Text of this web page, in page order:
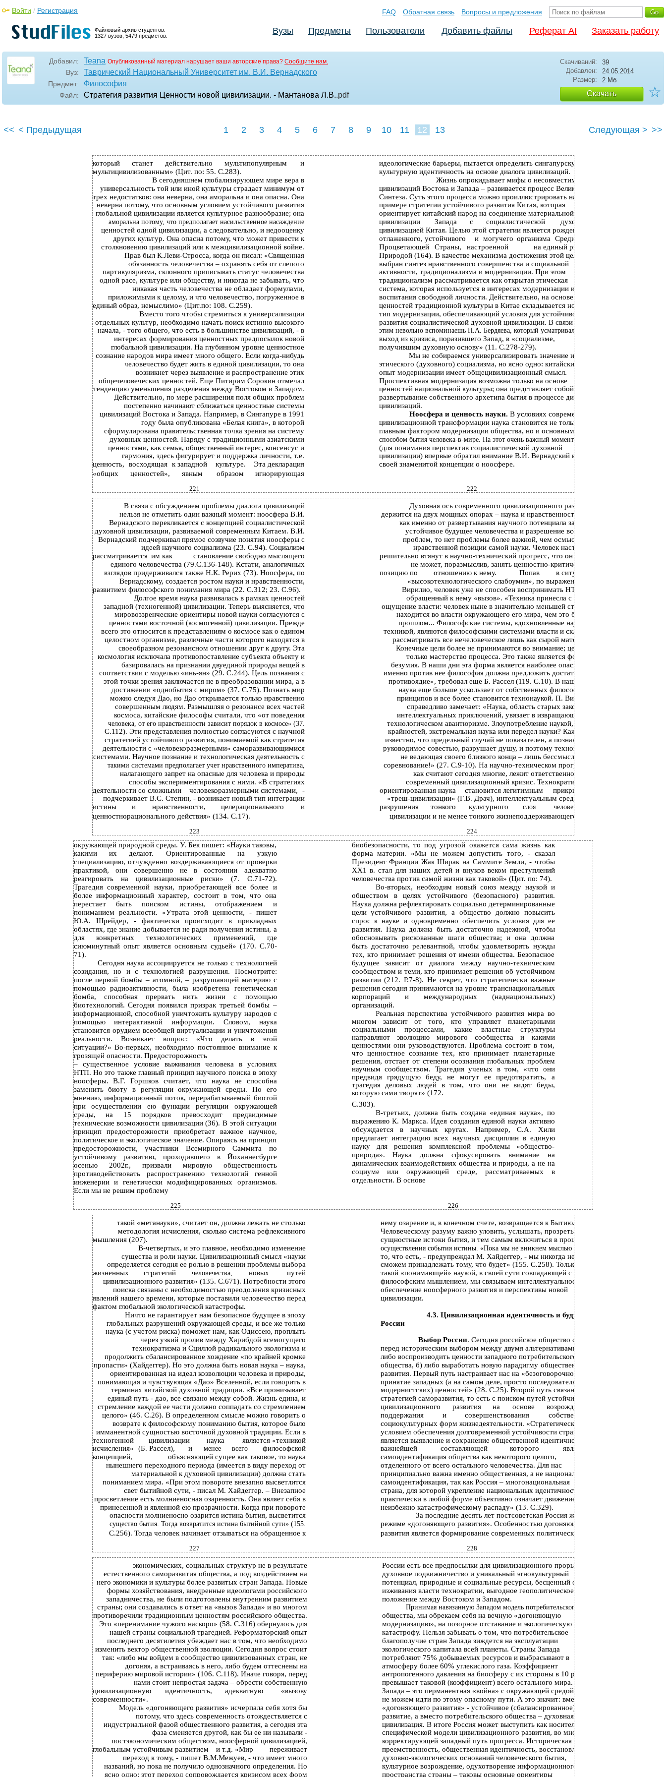
Файловый архив студентов.
1327 вузов, 5479 предметов.
Войти / Регистрация FAQ Обратная связь Вопросы и предложения
Вузы Предметы Пользователи Добавить файлы Реферат AI Заказать работу
Добавил: Teana Опубликованный материал нарушает ваши авторские права? Сообщите нам.
Вуз: Таврический Национальный Университет им. В.И. Вернадского
Предмет: Философия
Файл: Стратегия развития Ценности новой цивилизации. - Мантанова Л.В..pdf
Скачиваний:
39
Добавлен:
24.05.2014
Размер:
2 Мб
Скачать ☆
<< < Предыдущая 1 2 3 4 5 6 7 8 9 10 11 12 13 Следующая > >>
который станет действительно мультипопулярным и
идеологические барьеры, пытается определить сингапурскую
мультицивилизованным» (Цит. по: 55. С.283).
культурную идентичность на основе диалога цивилизаций.
В сегодняшнем глобализирующем мире вера в
Жизнь опрокидывает мифы о несовместимости
универсальность той или иной культуры страдает минимум от
цивилизаций Востока и Запада – развивается процесс Великого
трех недостатков: она неверна, она аморальна и она опасна. Она
Синтеза. Суть этого процесса можно проиллюстрировать на
неверна потому, что основным условием устойчивого развития
примере стратегии устойчивого развития Китая, которая
глобальной цивилизации является культурное разнообразие; она
ориентирует китайский народ на соединение материальной
аморальна потому, что предполагает насильственное насаждение цивилизации Запада с социалистической
духовной
ценностей одной цивилизации, а следовательно, и недооценку
цивилизацией Китая. Целью этой стратегии является рождение
других культур. Она опасна потому, что может привести к
отлаженного, устойчивого и могучего организма
Срединной
столкновению цивилизаций или к межцивилизационной войне.
Процветающей Страны, настроенной
на единый ритм с
Прав был К.Леви-Стросса, когда он писал: «Священная
Природой (164). В качестве механизма достижения этой цели
обязанность человечества – охранять себя от слепого
выбран синтез нравственного совершенства и социальной
партикуляризма, склонного приписывать статус человечества
активности, традиционализма и модернизации. При этом
одной расе, культуре или обществу, и никогда не забывать, что
традиционализм рассматривается как открытая этическая
никакая часть человечества не обладает формулами,
система, которая используется в интересах модернизации и
приложимыми к целому, и что человечество, погруженное в
воспитания свободной личности. Действительно, на основе
единый образ, немыслимо» (Цит.по: 108. С.259).
ценностей традиционной культуры в Китае складывается новый
Вместо того чтобы стремиться к универсализации
тип модернизации, обеспечивающий условия для устойчивого
отдельных культур, необходимо начать поиск истинно высокого
развития социалистической духовной цивилизации. В связи с
начала, - того общего, что есть в большинстве цивилизаций, - в
этим невольно вспоминаешь Н.А. Бердяева, который усматривал
интересах формирования ценностных предпосылок новой
выход из кризиса, поразившего Запад, в «социализме,
глобальной цивилизации. На глубинном уровне ценностное
получившим духовную основу» (11. С.278-279).
сознание народов мира имеет много общего. Если когда-нибудь
Мы не собираемся универсализировать значение и роль
человечество будет жить в единой цивилизации, то она
этического (духовного) социализма, но ясно одно: китайский
возникнет через выявление и распространение этих
опыт модернизации имеет общецивилизационный смысл.
общечеловеческих ценностей. Еще Питирим Сорокин отмечал
Проспективная модернизация возможна только на основе
тенденцию уменьшения разделения между Востоком и Западом.
ценностей национальной культуры; она представляет собой
Действительно, по мере расширения поля общих проблем
развертывание собственного архетипа бытия в процессе диалога
постепенно начинают сближаться ценностные системы
цивилизаций.
цивилизаций Востока и Запада. Например, в Сингапуре в 1991
Ноосфера и ценность науки. В условиях современной
году была опубликована «Белая книга», в которой
цивилизационной трансформации наука становится не только
сформулирована правительственная точка зрения на систему
главным фактором модернизации общества, но и основным
духовных ценностей. Наряду с традиционными азиатскими
способом бытия человека-в-мире. На этот очень важный момент
ценностями, как семья, общественный интерес, консенсус и
(для понимания перспектив социалистической духовной
гармония, здесь фигурирует и поддержка личности, т.е.
цивилизации) впервые обратил внимание В.И. Вернадский в
ценность,
восходящая к западной культуре. Эта декларация
своей знаменитой концепции о ноосфере.
«общих
ценностей», явным образом игнорирующая
221 222
В связи с обсуждением проблемы диалога цивилизаций
Духовная ось современного цивилизационного развития
нельзя не отметить один важный момент: ноосфера В.И.
держится на двух мощных опорах – наука и нравственность. Так
Вернадского перекликается с концепцией социалистической
как именно от развертывания научного потенциала зависит
духовной цивилизации, развиваемой современным Китаем. В.И.
устойчивое будущее человечества и разрешение всех его
Вернадский подчеркивал прямое созвучие понятия ноосферы с
проблем, то нет проблемы более важной, чем осмысление
идеей научного социализма (23. С.94). Социализм
нравственной позиции самой науки. Человек настолько
рассматривается им как становление свободно мыслящего
решительно втянут в научно-технический прогресс, что он никак
единого человечества (79.С.136-148). Кстати, аналогичных
не может, поразмыслив, занять ценностно-критическую
взглядов придерживался также Н.К. Рерих (73). Ноосфера, по
позицию по отношению к нему. Попав
в ситуацию
Вернадскому, создается ростом науки и нравственности,
«высокотехнологического слабоумия», по выражению П.
развитием философского понимания мира (22. С.312; 23. С.96).
Вирилио, человек уже не способен воспринимать НТП как
Долгое время наука развивалась в рамках ценностей
обращенный к нему «вызов». «Техника принесла с собой
западной (техногенной) цивилизации. Теперь выясняется, что
ощущение власти: человек ныне в значительно меньшей степени
мировоззренческие ориентиры новой науки согласуются с
находится во власти окружающего его мира, чем это было в
ценностями восточной (космогенной) цивилизации. Прежде
прошлом... Философские системы, вдохновленные научной
всего это относится к представлениям о космосе как о едином
техникой, являются философскими системами власти и склонны
целостном организме, различные части которого находятся в
рассматривать все нечеловеческое лишь как сырой материал.
своеобразном резонансном отношении друг к другу. Эта
Конечные цели более не принимаются во внимание; ценится
космология исключала противопоставление субъекта объекту и
только мастерство процесса. Это также является формой
базировалась на признании двуединой природы вещей в
безумия. В наши дни эта форма является наиболее опасной, и
соответствии с моделью «инь-ян» (29. С.244). Цель познания с
именно против нее философия должна предложить достаточное
этой точки зрения заключается не в преобразовании мира, а в
противоядие», требовал еще Б. Рассел (119. С.10). В наши дни
достижении «однобытия с миром» (37. С.75). Познать мир
наука еще больше ускользает от собственных философских
можно следуя Дао, но Дао открывается только нравственно
принципов и все более становится технонаукой. П. Вирилио
совершенным людям. Размышляя о резонансе всех частей
справедливо замечает: «Наука, область старых законов и
космоса, китайские философы считали, что «от поведения
интеллектуальных приключений, увязает в извращающем ее
человека, от его нравственности зависит порядок в космосе» (37.
технологическом авантюризме. Злоупотребление наукой, наука
С.112). Эти представления полностью согласуются с научной
крайностей, экстремальная наука или передел науки? Каждому
стратегией устойчивого развития, понимаемой как стратегия
известно, что предельный случай не показателен, а познание не
деятельности с «человекоразмерными» саморазвивающимися
руководимое совестью, разрушает душу, и поэтому технонаука,
системами. Научное познание и технологическая деятельность с
не ведающая своего близкого конца – лишь бессмысленное
такими системами предполагает учет нравственного императива,
соревнование!» (27. С.9-10). На научно-техническом прогрессе,
налагающего запрет на опасные для человека и природы
как считают сегодня многие, лежит ответственность за
способы экспериментирования с ними. «В стратегиях
современный цивилизационный кризис. Технократически
деятельности со сложными
человекоразмерными системами, - ориентированная наука становится легитимным
прикрытием
подчеркивает В.С. Степин, - возникает новый тип интеграции
«треш-цивилизации» (Г.В. Драч), интеллектуальным средством
истины
и нравственности, целерационального и разрушения тонкого культурного слоя человеческой
ценностнорационального действия» (134. С.17). цивилизации и не менее тонкого жизнеподдерживающего слоя
223 224
окружающей природной среды. У. Бек пишет: «Науки таковы,
какими их делают. Ориентированные на узкую
специализацию, отчужденно воздерживающиеся от проверки
практикой, они совершенно не в состоянии адекватно
реагировать на цивилизационные риски» (7. С.71-72).
Трагедия современной науки, приобретающей все более и
более информационный характер, состоит в том, что она
перестает быть поиском истины, отображением и
пониманием реальности. «Утрата этой ценности, - пишет
Ю.А. Шрейдер, - фактически происходит в прикладных
областях, где знание добывается не ради получения истины, а
для конкретных технологических применений, где
сиюминутный опыт является основным судьей» (170. С.70-
71).
Сегодня наука ассоциируется не только с технологией
созидания, но и с технологией разрушения. Посмотрите:
после первой бомбы – атомной, – разрушающей материю с
помощью радиоактивности, была изобретена генетическая
бомба, способная прервать нить жизни с помощью
биотехнологий. Сегодня появился призрак третьей бомбы –
информационной, способной уничтожить культуру народов с
помощью интерактивной информации. Словом, наука
становится орудием всеобщей виртуализации и уничтожения
реальности. Возникает вопрос: «Что делать в этой
ситуации?» Во-первых, необходимо постоянное внимание к
грозящей опасности. Предосторожность
– существенное условие выживания человека в условиях
НТП. Но это также главный принцип научного поиска в эпоху
ноосферы. В.Г. Горшков считает, что наука не способна
заменить биоту в регуляции окружающей среды. По его
мнению, информационный поток, перерабатываемый биотой
при осуществлении ею функции регуляции окружающей
среды, на 15 порядков превосходит предвидимые
технические возможности цивилизации (36). В этой ситуации
принцип предосторожности приобретает важное научное,
политическое и экологическое значение. Опираясь на принцип
предосторожности, участники Всемирного Саммита по
устойчивому развитию, проходившего в Йоханнесбурге
осенью 2002г., призвали мировую общественность
противодействовать распространению технологий генной
инженерии и генетически модифицированных организмов.
Если мы не решим проблему
биобезопасности, то под угрозой окажется сама жизнь как
форма материи. «Мы не можем допустить того, - сказал
Президент Франции Жак Ширак на Саммите Земли, - чтобы
ХХ1 в. стал для наших детей и внуков веком преступлений
человечества против самой жизни как таковой» (Цит. по: 74).
Во-вторых, необходим новый союз между наукой и
обществом в целях устойчивого (безопасного) развития.
Наука должна рефлектировать социально детерминированные
цели устойчивого развития, а общество должно повысить
спрос к науке и одновременно обеспечить условия для ее
развития. Наука должна быть достаточно надежной, чтобы
обосновывать рискованные шаги общества; и она должна
быть достаточно релевантной, чтобы удовлетворять нужды
тех, кто принимает решения от имени общества. Безопасное
будущее зависит от диалога между научно-техническим
сообществом и теми, кто принимает решения об устойчивом
развитии (212. Р.7-8). Не секрет, что стратегически важные
решения сегодня принимаются на уровне транснациональных
корпораций и международных (наднациональных)
организаций.
Реальная перспектива устойчивого развития мира во
многом зависит от того, кто управляет планетарными
социальными процессами, какие властные структуры
направляют эволюцию мирового сообщества и какими
ценностями они руководствуются. Проблема состоит в том,
что ценностное сознание тех, кто принимает планетарные
решения, отстает от степени осознания глобальных проблем
научным сообществом. Трагедия ученых в том, «что они
предвидя грядущую беду, не могут ее предотвратить, а
трагедия деловых людей в том, что они не видят беды,
которую сами творят» (172.
С.303).
В-третьих, должна быть создана «единая наука», по
выражению К. Маркса. Идея создания единой науки активно
обсуждается в научных кругах. Например, С.А. Хили
предлагает интеграцию всех научных дисциплин в единую
науку для решения комплексной проблемы «общество-
природа». Наука должна сфокусировать внимание на
динамических взаимодействиях общества и природы, а не на
социуме или окружающей среде, рассматриваемых в
отдельности. В основе
225 226
такой «метанауки», считает он, должна лежать не столько
нему озарение и, в конечном счете, возвращается к Бытию.
методология исчисления, сколько система рефлексивного
Человеческому разуму важно уловить, услышать, прозреть
мышления (207).
сущностные истоки бытия, и тем самым включиться в процесс
В-четвертых, и это главное, необходимо изменение
осуществления события истины. «Пока мы не вникнем мыслью в
существа и роли науки. Цивилизационный смысл «науки
то, что есть, - предупреждал М. Хайдеггер, - мы никогда не
определяется сегодня ее ролью в решении проблемы выбора
сможем принадлежать тому, что будет» (155. С.258). Только с
жизненных
стратегий человечества, новых путей
такой «понимающей» наукой, в своей сути совпадающей с
цивилизационного развития» (135. С.671). Потребности этого
философским мышлением, мы связываем интеллектуальное
поиска связаны с необходимостью преодоления кризисных
обеспечение ноосферного развития и перспективы новой
явлений нашего времени, которые поставили человечество перед
цивилизации.
фактом глобальной экологической катастрофы.
4.3. Цивилизационная идентичность и будущее
Ничто не гарантирует нам безопасное будущее в эпоху
глобальных разрушений окружающей среды, и все же только
России
наука (с учетом риска) поможет нам, как Одиссею, проплыть
Выбор России. Сегодня российское общество стоит
через узкий пролив между Харибдой всемогущего
технократизма и Сциллой радикального экологизма и
перед историческим выбором между двумя альтернативами: а)
продолжить сбалансированное хождение «по крайней кромке
либо воспроизводить ценности западного потребительского
пропасти» (Хайдеггер). Но это должна быть новая наука – наука,
общества, б) либо выработать новую парадигму общественного
ориентированная на идеал коэволюции человека и природы,
развития. Первый путь настраивает нас на «безоговорочное
понимающая и чувствующая «Дао» Вселенной, если говорить в
принятие западных (а на самом деле, просто последовательно
терминах китайской духовной традиции. «Все пронизывает
модернистских) ценностей» (28. С.25). Второй путь связан со
единый путь - дао, все связано между собой. Жизнь едина, и
стратегией саморазвития, то есть с поиском путей устойчивого
стремление каждой ее части должно соппадать со стремлением
цивилизационного развития на основе
возрождения,
целого» (46. С.26). В определенном смысле можно говорить о
поддержания и совершенствования
собственных
возврате к философскому пониманию бытия, которое было
социокультурных форм жизнедеятельности. «Стратегическим
имманентной сущностью восточной духовной традиции. Если в
условием обеспечения долговременной устойчивости страны
техногенной
цивилизации наука является «техникой
является выявление и сохранение общественной идентичности,
исчисления»
(Б. Рассел), и менее всего философской важнейшей составляющей которого
является
концепцией,
объясняющей сущее как таковое, то наука
самоидентификация общества как некоторого целого,
нынешнего переходного периода (имеется в виду переход от
отделенного от всего остального человечества. Для нас
материальной к духовной цивилизации) должна стать
принципиально важна именно общественная, а не национальная
пониманием мира. «При этом повороте внезапно высветлится
самоидентификация, так как Россия – многонациональная
свет бытийной сути, - писал М. Хайдеггер. – Внезапное
страна, для которой укрепление национальных идентичностей
просветление есть молниеносная озаренность. Она являет себя в
практически в любой форме объективно означает движение к
принесенной и явленной ею прозрачности. Когда при повороте
неизбежно катастрофическому распаду» (13. С.329).
опасности молниеносно озарится истина бытия, высветится
За последние десять лет постсоветская Россия жила в
существо бытия. Тогда возвратится истина бытийной сути» (155.
режиме «догоняющего развития». Особенностью догоняющего
С.256). Тогда человек начинает отзываться на обращенное к
развития является формирование современных политических,
227 228
экономических, социальных структур не в результате
России есть все предпосылки для цивилизационного прорыва:
естественного саморазвития общества, а под воздействием на
духовное подвижничество и уникальный этнокультурный
него экономики и культуры более развитых стран Запада. Новые
потенциал, природные и социальные ресурсы, бесценный опыт
формы хозяйствования, внедренные идеологами российского
изживания власти технократии, выгодное геополитическое
западничества, не были подготовлены внутренним развитием
положение между Востоком и Западом.
страны; они создавались в ответ на «вызов Запада» и во многом
Принимая навязанную Западом модель потребительского
противоречили традиционным ценностям российского общества.
общества, мы обрекаем себя на вечную «догоняющую
Это «перенимание чужого наскоро» (58. С.316) обернулось для
модернизацию», на позорное отставание и экологическую
нашей страны социальной трагедией. Реформаторский опыт
катастрофу. Нельзя забывать о том, что потребительское
последнего десятилетия убеждает нас в том, что необходимо
благополучие стран Запада зиждется на эксплуатации
изменить вектор общественной эволюции. Сегодня вопрос стоит
экологического капитала всей планеты. Страны Запада
так: «либо мы войдем в сообщество цивилизованных стран, не
потребляют 75% добываемых ресурсов и выбрасывают в
догоняя, а встраиваясь в него, либо будем оттеснены на
атмосферу более 60% углекислого газа. Коэффициент
периферию мировой истории» (106. С.118). Иначе говоря, перед
антропогенного давления на биосферу с их стороны в 10 раз
нами стоит непростая задача – обрести собственную
превышает таковой (коэффициент) всего остального мира. Путь
цивилизационную
идентичность, адекватную «вызову
Запада – это перманентная «война» с окружающей средой, и мы
современности».
не можем идти по этому опасному пути. А это значит: вместо
Модель «догоняющего развития» исчерпала себя хотя бы
«догоняющего развития» - устойчивое (сбалансированное)
потому, что здесь современность отождествляется с
развитие, а вместо потребительского общества – духовная
индустриальной фазой общественного развития, а сегодня эта
цивилизация. В итоге Россия может выступить как носитель
фаза сменяется другой, как бы ее ни называли -
специфической модели цивилизационного развития, во многом
постэкономическим обществом, ноосферной цивилизацией,
корректирующей западный путь прогресса. Историческая
глобальным устойчивым развитием
и т.д. «Мир переживает
преемственность, общественная идентичность, восстановление
переход к тому, - пишет В.М.Межуев, - что имеет много
духовно-экологических оснований человеческого бытия,
названий, но пока не получило однозначного определения. Но
культурное возрождение, одухотворение информационного
ясно одно: этот переход сопровождается кризисом всех форм
пространства страны – таковы основные ориентиры